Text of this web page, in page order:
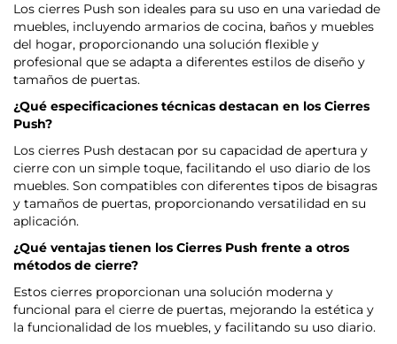
Los cierres Push son ideales para su uso en una variedad de
muebles, incluyendo armarios de cocina, baños y muebles
del hogar, proporcionando una solución flexible y
profesional que se adapta a diferentes estilos de diseño y
tamaños de puertas.
¿Qué especificaciones técnicas destacan en los Cierres
Push?
Los cierres Push destacan por su capacidad de apertura y
cierre con un simple toque, facilitando el uso diario de los
muebles. Son compatibles con diferentes tipos de bisagras
y tamaños de puertas, proporcionando versatilidad en su
aplicación.
¿Qué ventajas tienen los Cierres Push frente a otros
métodos de cierre?
Estos cierres proporcionan una solución moderna y
funcional para el cierre de puertas, mejorando la estética y
la funcionalidad de los muebles, y facilitando su uso diario.